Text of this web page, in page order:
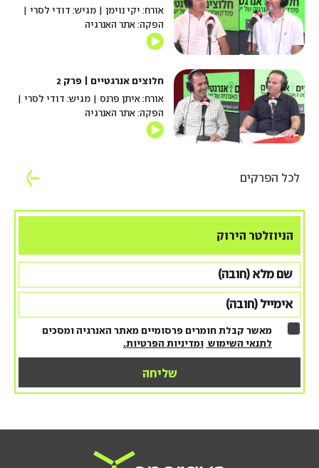
אורח: יקי נוימן | מגיש: דודי לסרי |
הפקה: אתר האנרגיה
חלוצים אנרגטיים | פרק 2
אורח: איתן פרנס | מגיש: דודי לסרי |
הפקה: אתר האנרגיה
לכל הפרקים
הניוזלטר הירוק
מאשר קבלת חומרים פרסומיים מאתר האנרגיה ומסכים
לתנאי השימוש ומדיניות הפרטיות.